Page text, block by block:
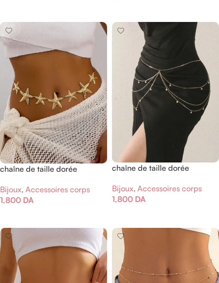
chaîne de taille dorée
Bijoux, Accessoires corps
1,800 DA
chaîne de taille dorée
Bijoux, Accessoires corps
1,800 DA